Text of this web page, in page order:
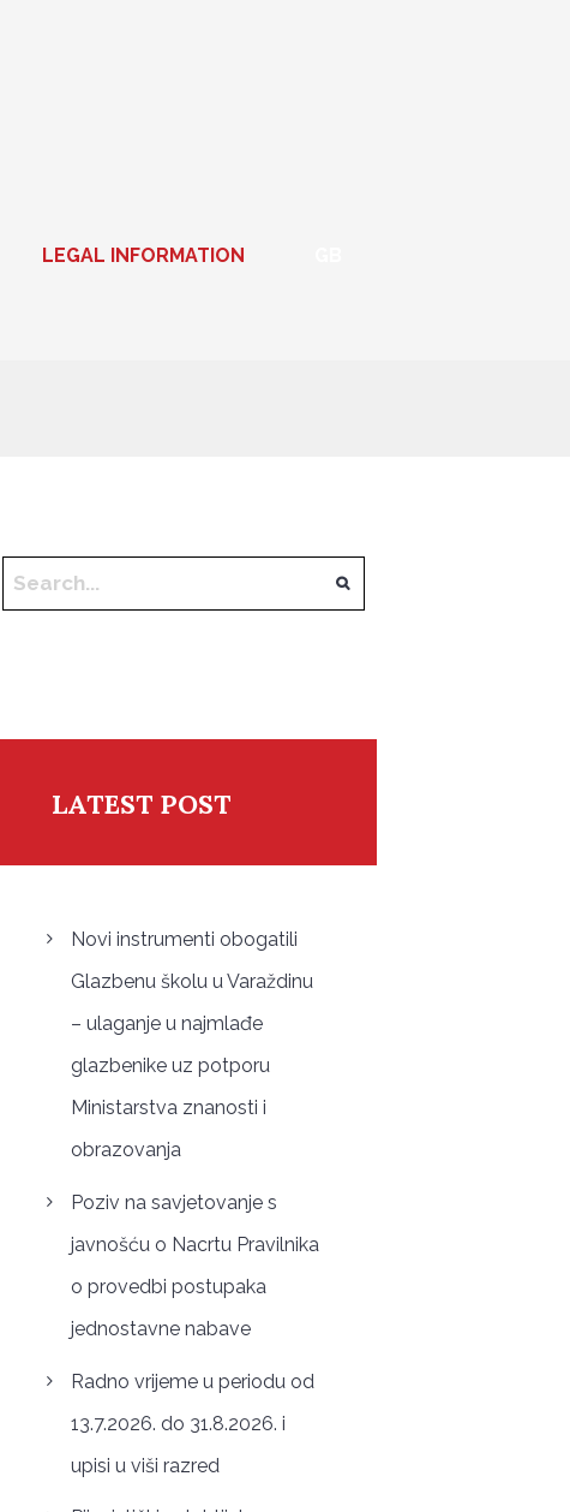
LEGAL INFORMATION
LATEST POST
Novi instrumenti obogatili
Glazbenu školu u Varaždinu
– ulaganje u najmlađe
glazbenike uz potporu
Ministarstva znanosti i
obrazovanja
Poziv na savjetovanje s
javnošću o Nacrtu Pravilnika
o provedbi postupaka
jednostavne nabave
Radno vrijeme u periodu od
13.7.2026. do 31.8.2026. i
upisi u viši razred